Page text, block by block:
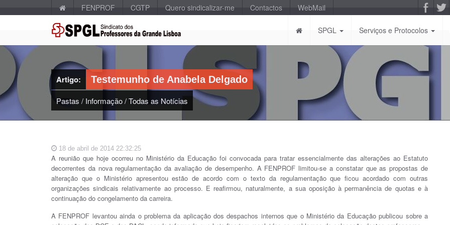
FENPROF CGTP Quero sindicalizar-me Contactos WebMail
SPGL Serviços e Protocolos
Artigo: Testemunho de Anabela Delgado
Pastas / Informação/Todas as Notícias
18 de abril de 2014 22:32:25
A reunião que hoje ocorreu no Ministério da Educação foi convocada para tratar essencialmente das alterações ao Estatuto
decorrentes da nova regulamentação da avaliação de desempenho. A FENPROF limitou-se a constatar que as propostas de
alteração que o Ministério apresentou estão de acordo com o texto da regulamentação que ficou acordado com outras
organizações sindicais relativamente ao processo. E reafirmou, naturalmente, a sua oposição à permanência de quotas e à
continuação do congelamento da carreira.
A FENPROF levantou ainda o problema da aplicação dos despachos internos que o Ministério da Educação publicou sobre a